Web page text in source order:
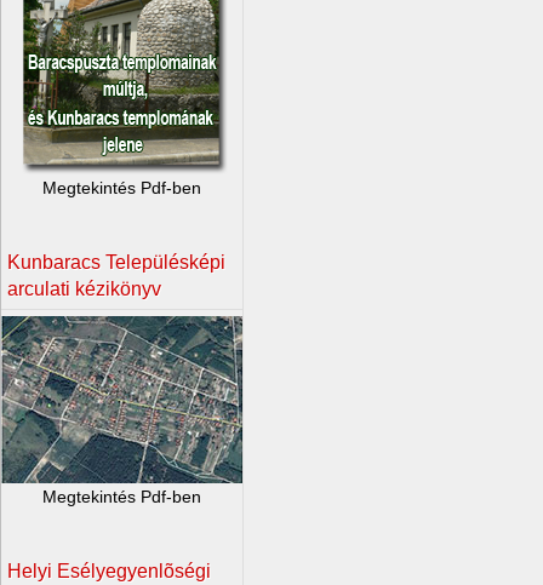
Megtekintés Pdf-ben
Kunbaracs Településképi
arculati kézikönyv
Megtekintés Pdf-ben
Helyi Esélyegyenlõségi